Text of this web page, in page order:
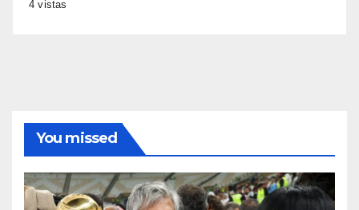
4 vistas
You missed